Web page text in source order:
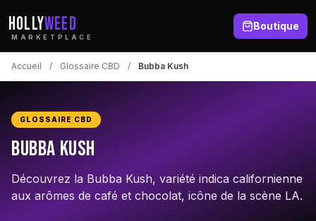
HOLLYWEED
MARKETPLACE
Boutique
Accueil / Glossaire CBD / Bubba Kush
GLOSSAIRE CBD
Bubba Kush
Découvrez la Bubba Kush, variété indica californienne
aux arômes de café et chocolat, icône de la scène LA.